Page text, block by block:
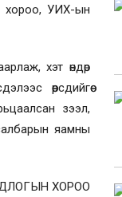
хороо, УИХ-ын
хэт өндөр
өөрсдийгөө
зээл,
яамны
ХОРОО